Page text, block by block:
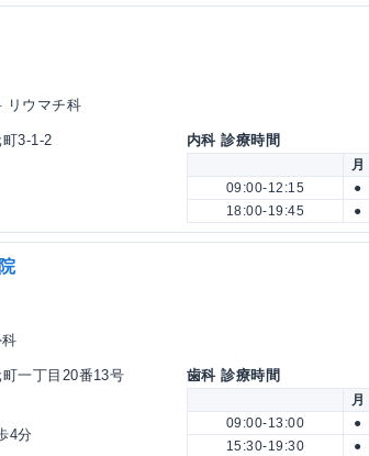
リウマチ科
3-1-2
内科 診療時間
月
09:00-12:15
●
18:00-19:45
●
一丁目20番13号
4分
歯科 診療時間
月
09:00-13:00
●
15:30-19:30
●